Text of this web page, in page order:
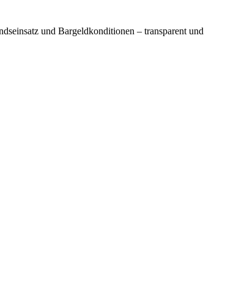
und Bargeldkonditionen – transparent und